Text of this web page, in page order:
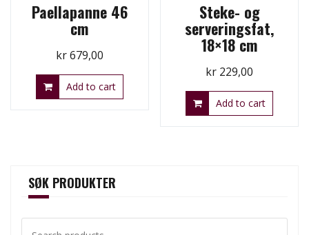
Paellapanne 46
cm
kr679,00
Add to cart
Steke- og
serveringsfat,
18×18 cm
kr 229,00
Add to cart
SØK PRODUKTER